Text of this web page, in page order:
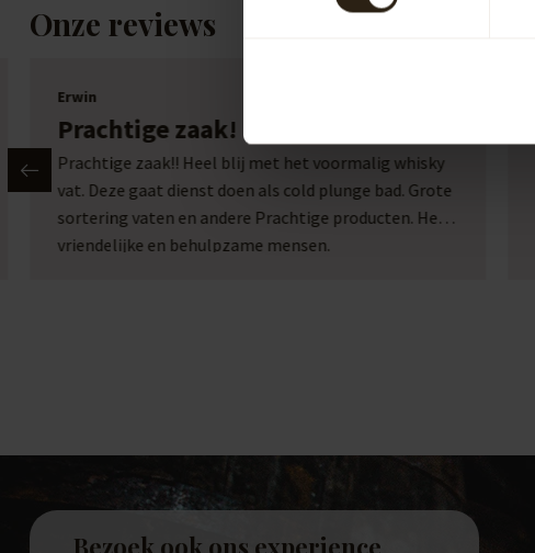
Onze reviews
Erwin
Prachtige zaak!
Prachtige zaak!! Heel blij met het voormalig whisky
vat. Deze gaat dienst doen als cold plunge bad. Grote
sortering vaten en andere Prachtige producten. Heel
vriendelijke en behulpzame mensen.